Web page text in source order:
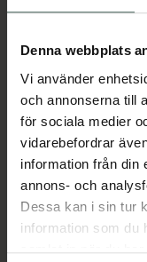
Denna webbplats
Vi använder
och annonserna till
för sociala medier
vidarebefordrar
information från din
annons- och
Dessa kan i sin tur
information som du
samlat in när du
anpassad för
tillsammans
effektivt och
balanserat
ceramider av
skyddande
majs
Proteinextrakt
huden mot
Resultatet är